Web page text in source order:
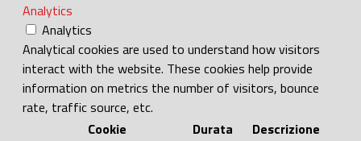
Analytics
Analytics
Analytical cookies are used to understand how visitors
interact with the website. These cookies help provide
information on metrics the number of visitors, bounce
rate, traffic source, etc.
Cookie
Durata Descrizione